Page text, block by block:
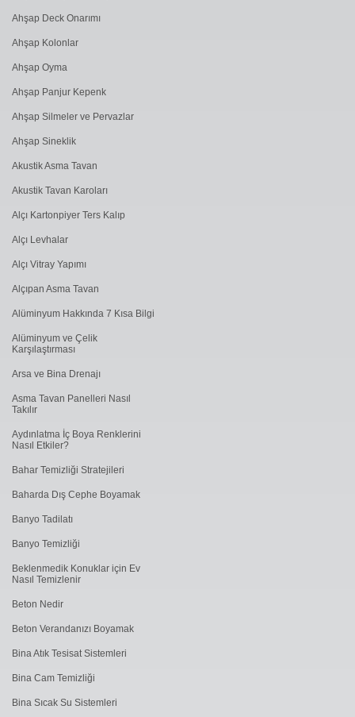
Ahşap Deck Onarımı
Ahşap Kolonlar
Ahşap Oyma
Ahşap Panjur Kepenk
Ahşap Silmeler ve Pervazlar
Ahşap Sineklik
Akustik Asma Tavan
Akustik Tavan Karoları
Alçı Kartonpiyer Ters Kalıp
Alçı Levhalar
Alçı Vitray Yapımı
Alçıpan Asma Tavan
Alüminyum Hakkında 7 Kısa Bilgi
Alüminyum ve Çelik
Karşılaştırması
Arsa ve Bina Drenajı
Asma Tavan Panelleri Nasıl
Takılır
Aydınlatma İç Boya Renklerini
Nasıl Etkiler?
Bahar Temizliği Stratejileri
Baharda Dış Cephe Boyamak
Banyo Tadilatı
Banyo Temizliği
Beklenmedik Konuklar için Ev
Nasıl Temizlenir
Beton Nedir
Beton Verandanızı Boyamak
Bina Atık Tesisat Sistemleri
Bina Cam Temizliği
Bina Sıcak Su Sistemleri